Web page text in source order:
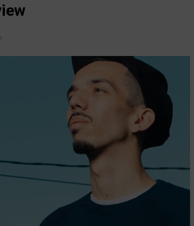
va ouvrir ses portes à Mandelieu
de Nice au cœur de l’hôtel Holiday Inn mise sur le charme, la
italiennes
Lafayette » revient sous les arcades de la Place Masséna de Nice
la rentrée